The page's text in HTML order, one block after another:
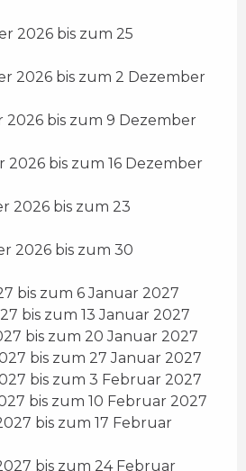
2026 bis zum 25
2026 bis zum 2 Dezember
2026 bis zum 9 Dezember
2026 bis zum 16 Dezember
2026 bis zum 23
2026 bis zum 30
bis zum 6 Januar 2027
bis zum 13 Januar 2027
bis zum 20 Januar 2027
bis zum 27 Januar 2027
bis zum 3 Februar 2027
bis zum 10 Februar 2027
bis zum 17 Februar
bis zum 24 Februar